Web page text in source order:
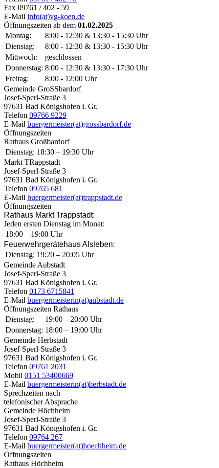
Fax 09761 / 402 - 59
E-Mail info(at)vg-koen.de
Öffnungszeiten ab dem 01.02.2025
Montag:
8:00 - 12:30 & 13:30 - 15:30 Uhr
Dienstag:
8:00 - 12:30 & 13:30 - 15:30 Uhr
Mittwoch:
geschlossen
Donnerstag: 8:00 - 12:30 & 13:30 - 17:30 Uhr
Freitag:
8:00 - 12:00 Uhr
Gemeinde GroSSbardorf
Josef-Sperl-Straße 3
97631 Bad Königshofen i. Gr.
Telefon 09766 9229
E-Mail buergermeister(at)grossbardorf.de
Öffnungszeiten
Rathaus Großbardorf
Dienstag: 18:30 – 19:30 Uhr
Markt TRappstadt
Josef-Sperl-Straße 3
97631 Bad Königshofen i. Gr.
Telefon 09765 681
E-Mail buergermeister(at)trappstadt.de
Öffnungszeiten
Rathaus Markt Trappstadt:
Jeden ersten Dienstag im Monat:
18:00 – 19:00 Uhr
Feuerwehrgerätehaus Alsleben:
Dienstag: 19:20 – 20:05 Uhr
Gemeinde Aubstadt
Josef-Sperl-Straße 3
97631 Bad Königshofen i. Gr.
Telefon 0173 6715841
E-Mail buergermeisterin(at)aubstadt.de
Öffnungszeiten Rathaus
Dienstag:
19:00 – 20:00 Uhr
Donnerstag: 18:00 – 19:00 Uhr
Gemeinde Herbstadt
Josef-Sperl-Straße 3
97631 Bad Königshofen i. Gr.
Telefon 09761 2031
Mobil 0151 53400669
E-Mail buergermeisterin(at)herbstadt.de
Sprechzeiten nach
telefonischer Absprache
Gemeinde Höchheim
Josef-Sperl-Straße 3
97631 Bad Königshofen i. Gr.
Telefon 09764 267
E-Mail buergermeister(at)hoechheim.de
Öffnungszeiten
Rathaus Höchheim